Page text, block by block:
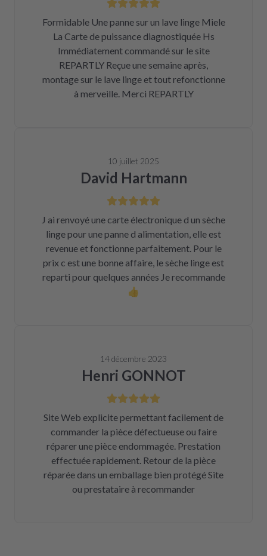
Formidable Une panne sur un lave linge Miele
La Carte de puissance diagnostiquée Hs
Immédiatement commandé sur le site
REPARTLY Reçue une semaine après,
montage sur le lave linge et tout refonctionne
à merveille. Merci REPARTLY
10 juillet 2025
David Hartmann
J ai renvoyé une carte électronique d un sèche
linge pour une panne d alimentation, elle est
revenue et fonctionne parfaitement. Pour le
prix c est une bonne affaire, le sèche linge est
reparti pour quelques années Je recommande
👍
14 décembre 2023
Henri GONNOT
Site Web explicite permettant facilement de
commander la pièce défectueuse ou faire
réparer une pièce endommagée. Prestation
effectuée rapidement. Retour de la pièce
réparée dans un emballage bien protégé Site
ou prestataire à recommander